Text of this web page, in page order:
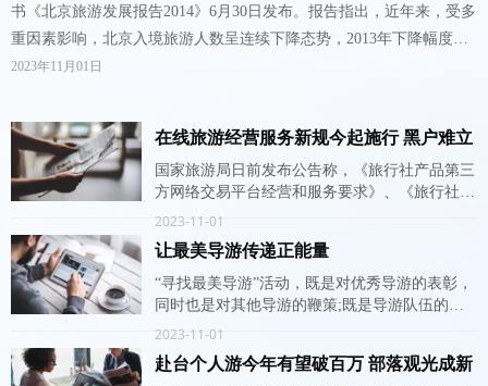
书《北京旅游发展报告2014》6月30日发布。报告指出，近年来，受多
重因素影响，北京入境旅游人数呈连续下降态势，2013年下降幅度超
过全国平均水平，影响了北京“十二五”旅游规划入境旅游目标的实
2023年11月01日
在线旅游经营服务新规今起施行 黑户难立
足
国家旅游局日前发布公告称，《旅行社产品第三
方网络交易平台经营和服务要求》、《旅行社服
务网点服务要求》等5项旅游业行业标准获批，
游经营服务首次作出的规范，又对治理当前在线
旅游乱象具有很强的针对性，因此备受关注。
2023-11-01
让最美导游传递正能量
“寻找最美导游”活动，既是对优秀导游的表彰，
同时也是对其他导游的鞭策;既是导游队伍的形
象展示，也能让社会更细致、深入地了解导游员
2023-11-01
赴台个人游今年有望破百万 部落观光成新